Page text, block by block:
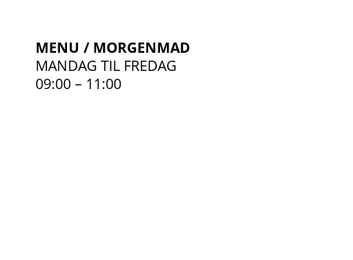
MENU / MORGENMAD
MANDAG TIL FREDAG
09:00 – 11:00